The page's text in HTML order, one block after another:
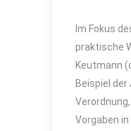
Im Fokus
praktische
Keutmann
Beispiel der
Vorgaben